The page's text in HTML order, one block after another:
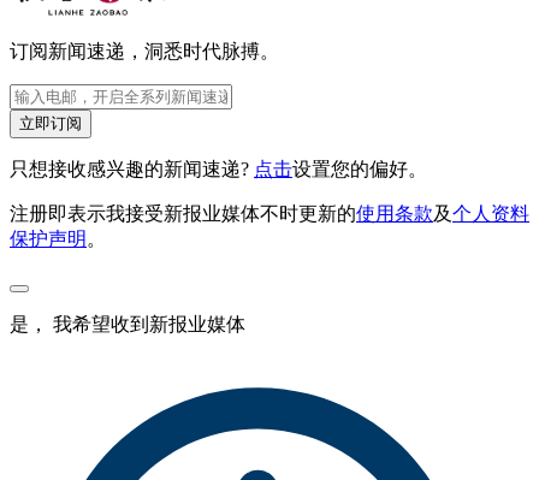
订阅新闻速递，洞悉时代脉搏。
立即订阅
只想接收感兴趣的新闻速递? 点击设置您的偏好。
注册即表示我接受新报业媒体不时更新的使用条款及个人资料
保护声明。
是， 我希望收到新报业媒体